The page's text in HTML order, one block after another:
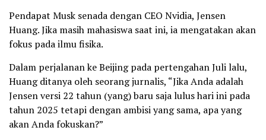
Pendapat Musk senada dengan CEO Nvidia, Jensen
Huang. Jika masih mahasiswa saat ini, ia mengatakan akan
fokus pada ilmu fisika.
Dalam perjalanan ke Beijing pada pertengahan Juli lalu,
Huang ditanya oleh seorang jurnalis, “Jika Anda adalah
Jensen versi 22 tahun (yang) baru saja lulus hari ini pada
tahun 2025 tetapi dengan ambisi yang sama, apa yang
akan Anda fokuskan?”